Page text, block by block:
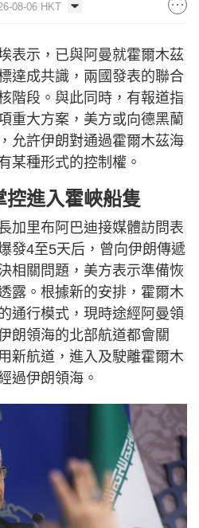
08-06 HKT
表示，已與阿曼就霍爾木茲
達成共識，兩國發表的聯合
階段。與此同時，有報道指
重大方案，美方或向德黑蘭
允許伊朗對通過霍爾木茲海
某種形式的控制權。
進入霍峽船隻
加里布阿巴迪接媒體訪問表
發4至5天后，曾向伊朗傳遞
相關問題，美方表示準備恢
露。根據新的安排，霍爾木
通行模式，現時途經阿曼領
朗領海的北部航道都會關
新航道，進入及駛離霍爾木
過伊朗領海。